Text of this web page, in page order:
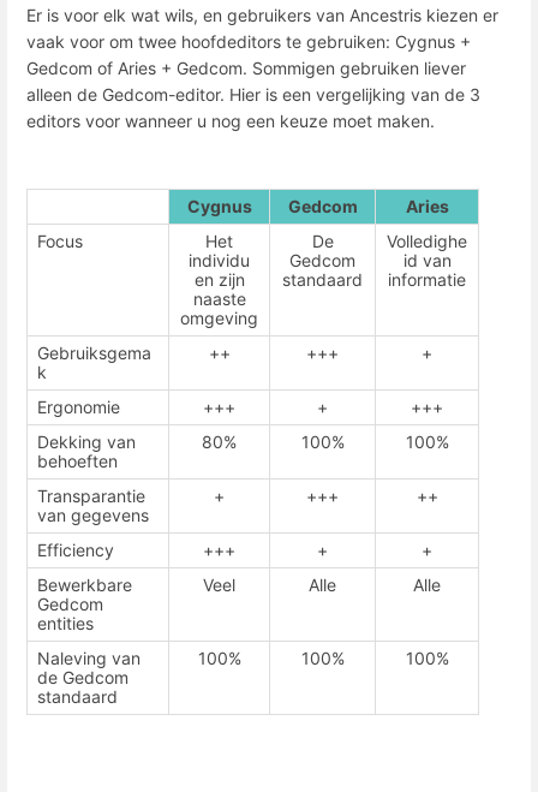
Er is voor elk wat wils, en gebruikers van Ancestris kiezen er
vaak voor om twee hoofdeditors te gebruiken: Cygnus +
Gedcom of Aries + Gedcom. Sommigen gebruiken liever
alleen de Gedcom-editor. Hier is een vergelijking van de 3
editors voor wanneer u nog een keuze moet maken.
Cygnus Gedcom
Aries
Focus
Het
individu
en zijn
naaste
omgeving
De
Gedcom
standaard
Volledighe
id van
informatie
Gebruiksgema
k
++ +++ +
Ergonomie +++ +
+++
Dekking van
behoeften
80% 100% 100%
Transparantie
van gegevens
+ +++ ++
Efficiency +++ +
+
Bewerkbare
Gedcom
entities
Veel Alle Alle
Naleving van
de Gedcom
standaard
100% 100% 100%